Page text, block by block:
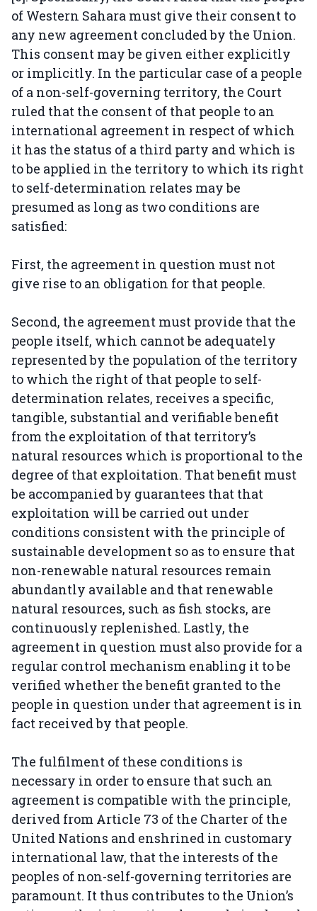
of Western Sahara must give their consent to
any new agreement concluded by the Union.
This consent may be given either explicitly
or implicitly. In the particular case of a people
of a non-self-governing territory, the Court
ruled that the consent of that people to an
international agreement in respect of which
it has the status of a third party and which is
to be applied in the territory to which its right
to self-determination relates may be
presumed as long as two conditions are
satisfied:
First, the agreement in question must not
give rise to an obligation for that people.
Second, the agreement must provide that the
people itself, which cannot be adequately
represented by the population of the territory
to which the right of that people to self-
determination relates, receives a specific,
tangible, substantial and verifiable benefit
from the exploitation of that territory’s
natural resources which is proportional to the
degree of that exploitation. That benefit must
be accompanied by guarantees that that
exploitation will be carried out under
conditions consistent with the principle of
sustainable development so as to ensure that
non-renewable natural resources remain
abundantly available and that renewable
natural resources, such as fish stocks, are
continuously replenished. Lastly, the
agreement in question must also provide for a
regular control mechanism enabling it to be
verified whether the benefit granted to the
people in question under that agreement is in
fact received by that people.
The fulfilment of these conditions is
necessary in order to ensure that such an
agreement is compatible with the principle,
derived from Article 73 of the Charter of the
United Nations and enshrined in customary
international law, that the interests of the
peoples of non-self-governing territories are
paramount. It thus contributes to the Union’s